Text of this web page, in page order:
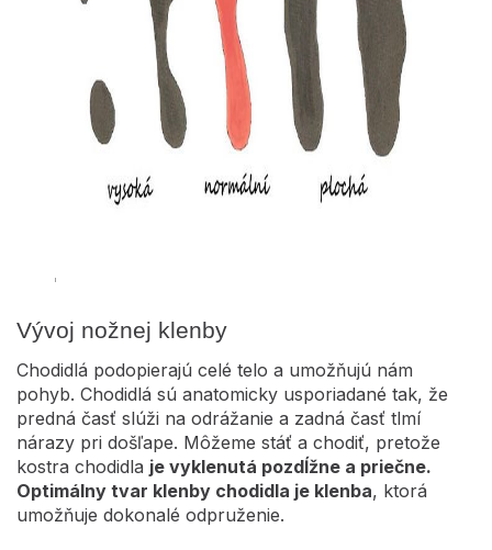
Vývoj nožnej klenby
Chodidlá podopierajú celé telo a umožňujú nám
pohyb. Chodidlá sú anatomicky usporiadané tak, že
predná časť slúži na odrážanie a zadná časť tlmí
nárazy pri došľape. Môžeme stáť a chodiť, pretože
kostra chodidla je vyklenutá pozdĺžne a priečne.
Optimálny tvar klenby chodidla je klenba, ktorá
umožňuje dokonalé odpruženie.